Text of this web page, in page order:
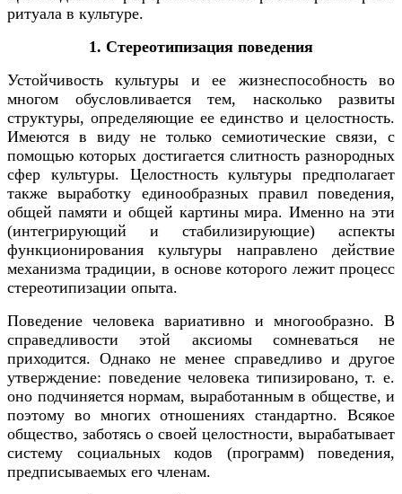
ритуала в культуре.
1. Стереотипизация поведения
Устойчивость культуры и ее жизнеспособность во
многом обусловливается тем, насколько развиты
структуры, определяющие ее единство и целостность.
Имеются в виду не только семиотические связи, с
помощью которых достигается слитность разнородных
сфер культуры. Целостность культуры предполагает
также выработку единообразных правил поведения,
общей памяти и общей картины мира. Именно на эти
(интегрирующий и стабилизирующие) аспекты
функционирования культуры направлено действие
механизма традиции, в основе которого лежит процесс
стереотипизации опыта.
Поведение человека вариативно и многообразно. В
справедливости этой аксиомы сомневаться не
приходится. Однако не менее справедливо и другое
утверждение: поведение человека типизировано, т. е.
оно подчиняется нормам, выработанным в обществе, и
поэтому во многих отношениях стандартно. Всякое
общество, заботясь о своей целостности, вырабатывает
систему социальных кодов (программ) поведения,
предписываемых его членам.